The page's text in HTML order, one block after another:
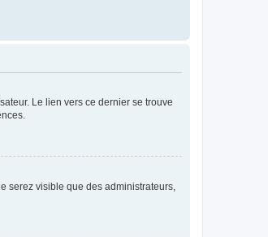
Le lien vers ce dernier se trouve
serez visible que des administrateurs,